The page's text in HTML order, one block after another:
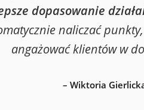
dopasowanie
naliczać
angażować klientów w
– Wiktoria